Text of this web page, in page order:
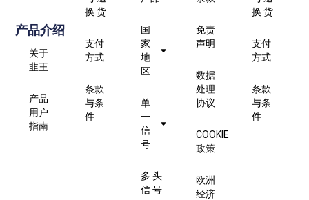
产品介绍
关于
韭王
产品
用户
指南
国
家
地
区
单
一
信
号
多 头
信 号
换 货
支付
方式
条款
与条
件
换 货
支付
方式
条款
与条
件
免责
声明
数据
处理
协议
COOKIE
政策
欧洲
经济